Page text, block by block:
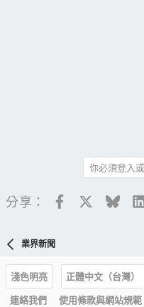
你必須登入
分享： Facebook
業界新聞
淺色明亮
正體中文（台灣）
連絡我們
使用條款與網站規範